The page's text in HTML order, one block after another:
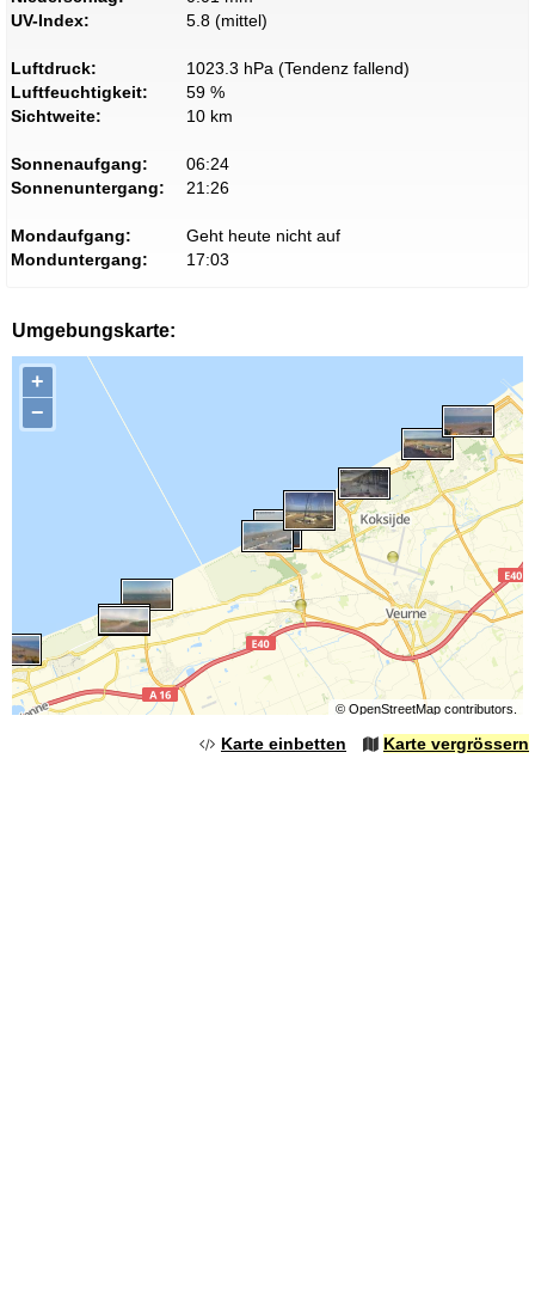
UV-Index:
5.8 (mittel)
Luftdruck:
1023.3 hPa (Tendenz fallend)
Luftfeuchtigkeit:
59 %
Sichtweite:
10 km
Sonnenaufgang:
06:24
Sonnenuntergang:
21:26
Mondaufgang:
Geht heute nicht auf
Monduntergang:
17:03
Umgebungskarte:
+
−
© OpenStreetMapcontributors.
Karte einbetten Karte vergrössern